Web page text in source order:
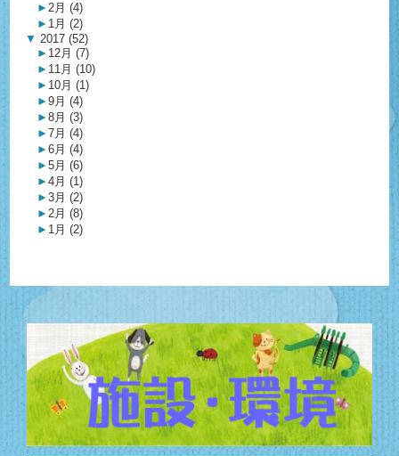
► 2月 (4)
► 1月 (2)
▼ 2017 (52)
► 12月 (7)
► 11月 (10)
► 10月 (1)
► 9月 (4)
► 8月 (3)
► 7月 (4)
► 6月 (4)
► 5月 (6)
► 4月 (1)
► 3月 (2)
► 2月 (8)
► 1月 (2)